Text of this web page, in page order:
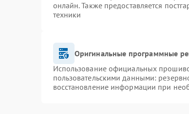
онлайн. Также предоставляется
техники
Оригинальные программные
Использование официальных
пользовательскими данными:
восстановление информации при